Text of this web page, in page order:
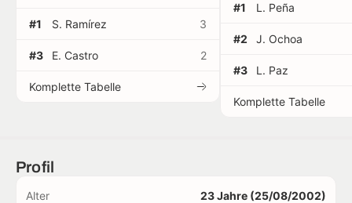
#1 S. Ramírez 3
#3 E. Castro 2
Komplette Tabelle
#1 L. Peña
#2 J. Ochoa
#3 L. Paz
Komplette Tabelle
Profil
Alter 23 Jahre (25/08/2002)